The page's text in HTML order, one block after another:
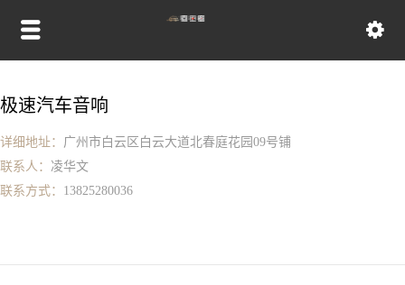
极速汽车音响
详细地址： 广州市白云区白云大道北春庭花园09号铺
联系人： 凌华文
联系方式： 13825280036